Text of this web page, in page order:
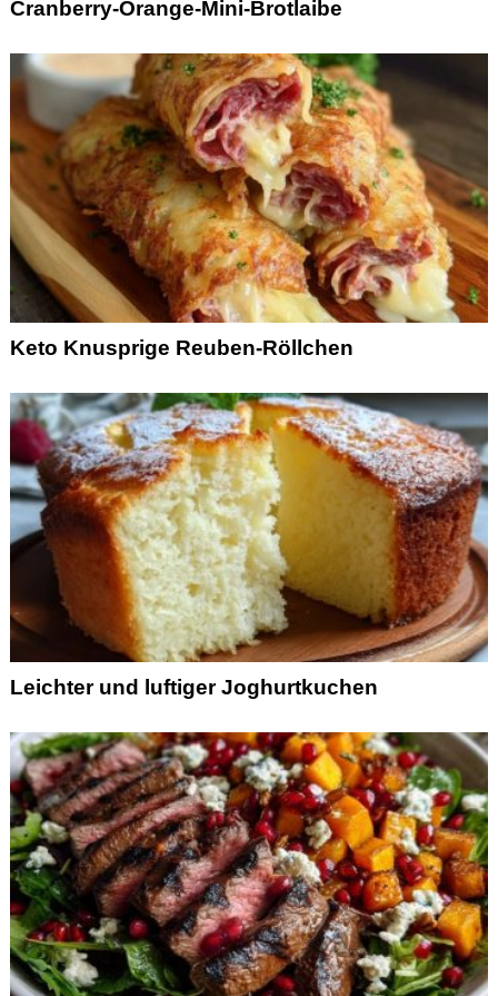
Cranberry-Orange-Mini-Brotlaibe
Keto Knusprige Reuben-Röllchen
Leichter und luftiger Joghurtkuchen